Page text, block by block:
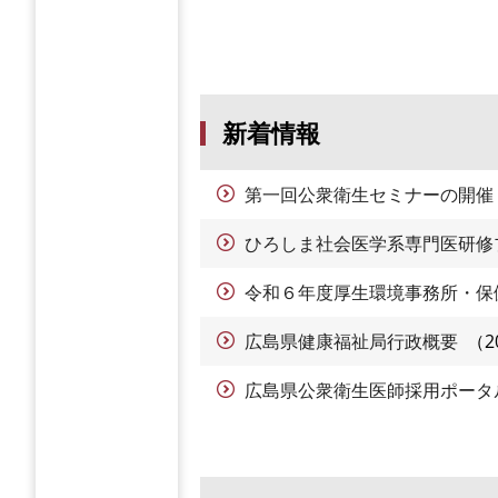
新着情報
第一回公衆衛生セミナーの開催
ひろしま社会医学系専門医研
令和６年度厚生環境事務所・
広島県健康福祉局行政概要
広島県公衆衛生医師採用ポー